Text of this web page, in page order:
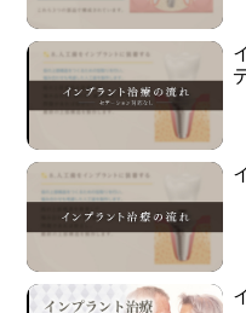
詳細は下記リンクより↓
https://toothtooth-
shop.com/